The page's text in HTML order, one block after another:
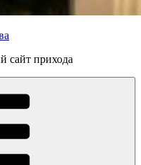
сайт прихода